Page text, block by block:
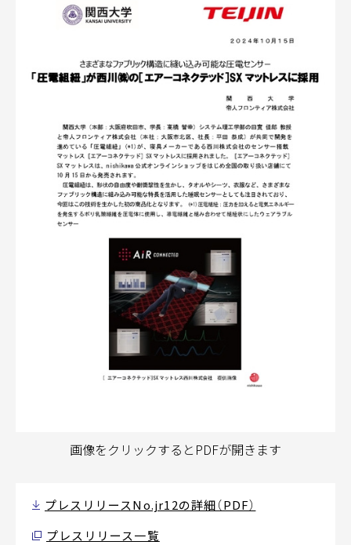
画像をクリックするとPDFが開きます
プレスリリースNo.jr12の詳細（PDF）
プレスリリース一覧